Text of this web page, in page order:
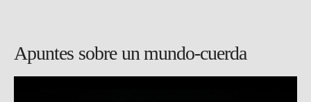
Apuntes sobre un mundo-cuerda